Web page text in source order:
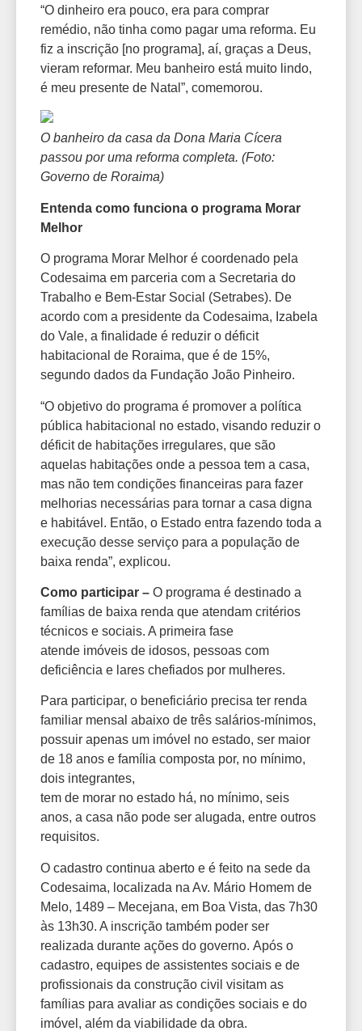
“O dinheiro era pouco, era para comprar
remédio, não tinha como pagar uma reforma. Eu
fiz a inscrição [no programa], aí, graças a Deus,
vieram reformar. Meu banheiro está muito lindo,
é meu presente de Natal”, comemorou.
O banheiro da casa da Dona Maria Cícera
passou por uma reforma completa. (Foto:
Governo de Roraima)
Entenda como funciona o programa Morar
Melhor
O programa Morar Melhor é coordenado pela
Codesaima em parceria com a Secretaria do
Trabalho e Bem-Estar Social (Setrabes). De
acordo com a presidente da Codesaima, Izabela
do Vale, a finalidade é reduzir o déficit
habitacional de Roraima, que é de 15%,
segundo dados da Fundação João Pinheiro.
“O objetivo do programa é promover a política
pública habitacional no estado, visando reduzir o
déficit de habitações irregulares, que são
aquelas habitações onde a pessoa tem a casa,
mas não tem condições financeiras para fazer
melhorias necessárias para tornar a casa digna
e habitável. Então, o Estado entra fazendo toda a
execução desse serviço para a população de
baixa renda”, explicou.
Como participar – O programa é destinado a
famílias de baixa renda que atendam critérios
técnicos e sociais. A primeira fase
atende imóveis de idosos, pessoas com
deficiência e lares chefiados por mulheres.
Para participar, o beneficiário precisa ter renda
familiar mensal abaixo de três salários-mínimos,
possuir apenas um imóvel no estado, ser maior
de 18 anos e família composta por, no mínimo,
dois integrantes,
tem de morar no estado há, no mínimo, seis
anos, a casa não pode ser alugada, entre outros
requisitos.
O cadastro continua aberto e é feito na sede da
Codesaima, localizada na Av. Mário Homem de
Melo, 1489 – Mecejana, em Boa Vista, das 7h30
às 13h30. A inscrição também poder ser
realizada durante ações do governo. Após o
cadastro, equipes de assistentes sociais e de
profissionais da construção civil visitam as
famílias para avaliar as condições sociais e do
imóvel, além da viabilidade da obra.